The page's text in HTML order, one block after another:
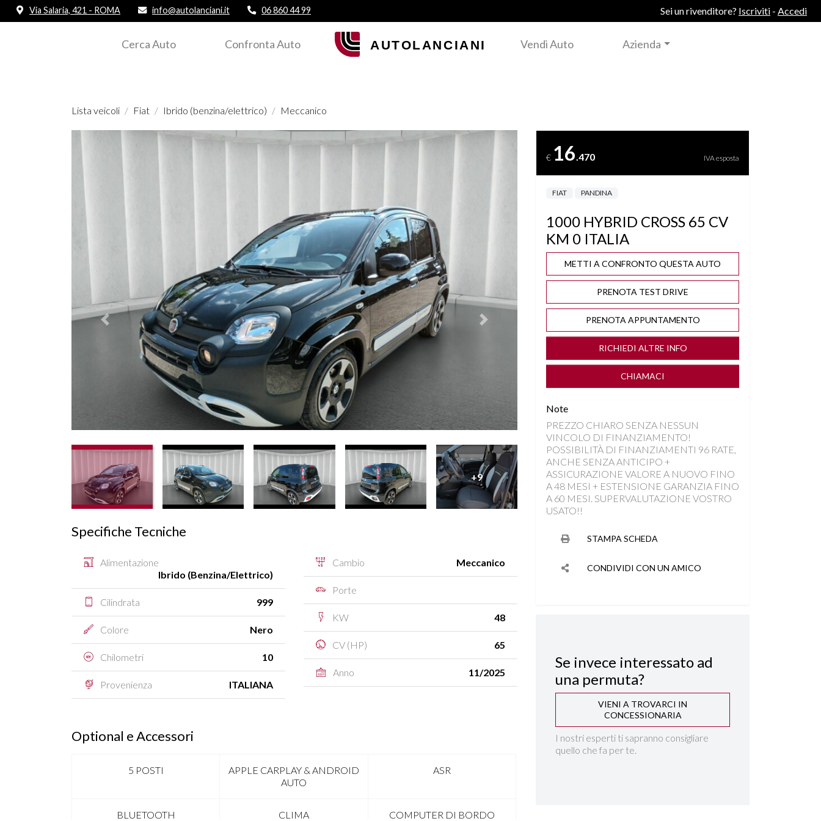
Via Salaria, 421 - ROMA info@autolanciani.it 06 860 44 99 Sei un rivenditore? Iscriviti - Accedi
Cerca Auto Confronta Auto Vendi Auto Azienda
Lista veicoli Fiat Ibrido (benzina/elettrico) Meccanico
Prededente Successivo
+9
Specifiche Tecniche
Alimentazione
Ibrido (Benzina/Elettrico)
Cilindrata 999
Colore Nero
Chilometri 10
Provenienza ITALIANA
Cambio Meccanico
Porte
KW 48
CV (HP) 65
Anno 11/2025
Optional e Accessori
5 POSTI
APPLE CARPLAY & ANDROID
AUTO
ASR
BLUETOOTH CLIMA COMPUTER DI BORDO
€ 16.470 IVA esposta
FIAT PANDINA
1000 HYBRID CROSS 65 CV
KM 0 ITALIA
METTI A CONFRONTO QUESTA AUTO
PRENOTA TEST DRIVE
PRENOTA APPUNTAMENTO
RICHIEDI ALTRE INFO
CHIAMACI
Note
PREZZO CHIARO SENZA NESSUN
VINCOLO DI FINANZIAMENTO!
POSSIBILITÀ DI FINANZIAMENTI 96 RATE,
ANCHE SENZA ANTICIPO +
ASSICURAZIONE VALORE A NUOVO FINO
A 48 MESI + ESTENSIONE GARANZIA FINO
A 60 MESI. SUPERVALUTAZIONE VOSTRO
USATO!!
STAMPA SCHEDA
CONDIVIDI CON UN AMICO
Se invece interessato ad
una permuta?
VIENI A TROVARCI IN
CONCESSIONARIA
I nostri esperti ti sapranno consigliare
quello che fa per te.